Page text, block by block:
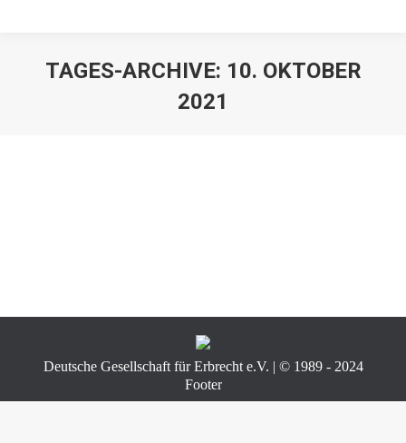
TAGES-ARCHIVE: 10. OKTOBER
2021
Deutsche Gesellschaft für Erbrecht e.V. | © 1989 - 2024
Footer